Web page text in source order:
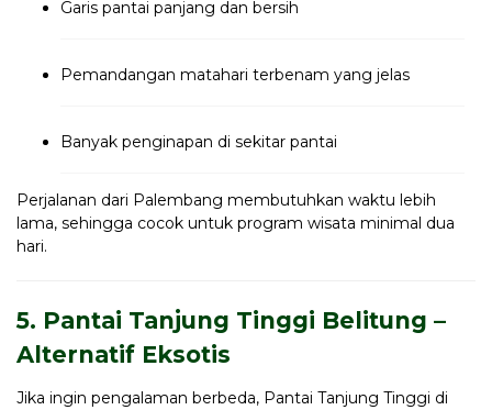
Garis pantai panjang dan bersih
Pemandangan matahari terbenam yang jelas
Banyak penginapan di sekitar pantai
Perjalanan dari Palembang membutuhkan waktu lebih
lama, sehingga cocok untuk program wisata minimal dua
hari.
5. Pantai Tanjung Tinggi Belitung –
Alternatif Eksotis
Jika ingin pengalaman berbeda, Pantai Tanjung Tinggi di